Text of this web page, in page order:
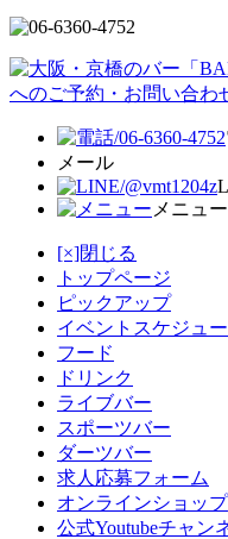
メール
メニュー
[×]閉じる
トップページ
ピックアップ
イベントスケジュ
フード
ドリンク
ライブバー
スポーツバー
ダーツバー
求人応募フォーム
オンラインショップ
公式Youtubeチャン